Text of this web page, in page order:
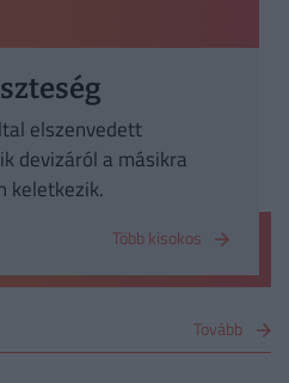
elszenvedett
devizáról a másikra
keletkezik.
Több kisokos
Tovább